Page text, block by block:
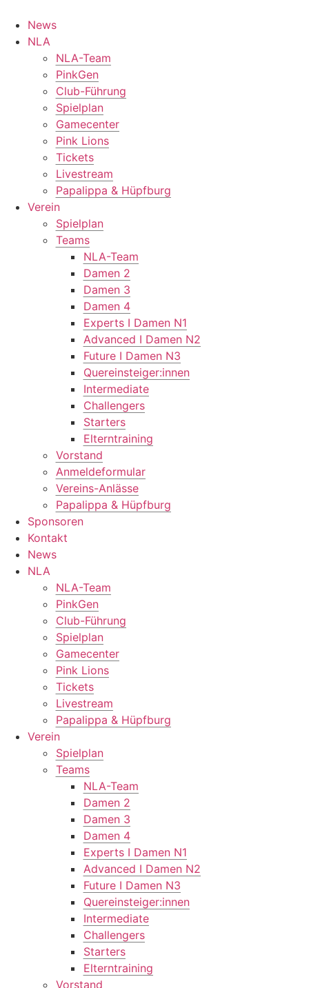
Inhalt
springen
News
NLA
NLA-Team
PinkGen
Club-Führung
Spielplan
Gamecenter
Pink Lions
Tickets
Livestream
Papalippa & Hüpfburg
Verein
Spielplan
Teams
NLA-Team
Damen 2
Damen 3
Damen 4
Experts I Damen N1
Advanced I Damen N2
Future I Damen N3
Quereinsteiger:innen
Intermediate
Challengers
Starters
Elterntraining
Vorstand
Anmeldeformular
Vereins-Anlässe
Papalippa & Hüpfburg
Sponsoren
Kontakt
News
NLA
NLA-Team
PinkGen
Club-Führung
Spielplan
Gamecenter
Pink Lions
Tickets
Livestream
Papalippa & Hüpfburg
Verein
Spielplan
Teams
NLA-Team
Damen 2
Damen 3
Damen 4
Experts I Damen N1
Advanced I Damen N2
Future I Damen N3
Quereinsteiger:innen
Intermediate
Challengers
Starters
Elterntraining
Vorstand